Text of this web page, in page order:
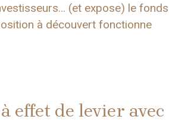
(et expose) le fonds
à découvert fonctionne
effet de levier avec